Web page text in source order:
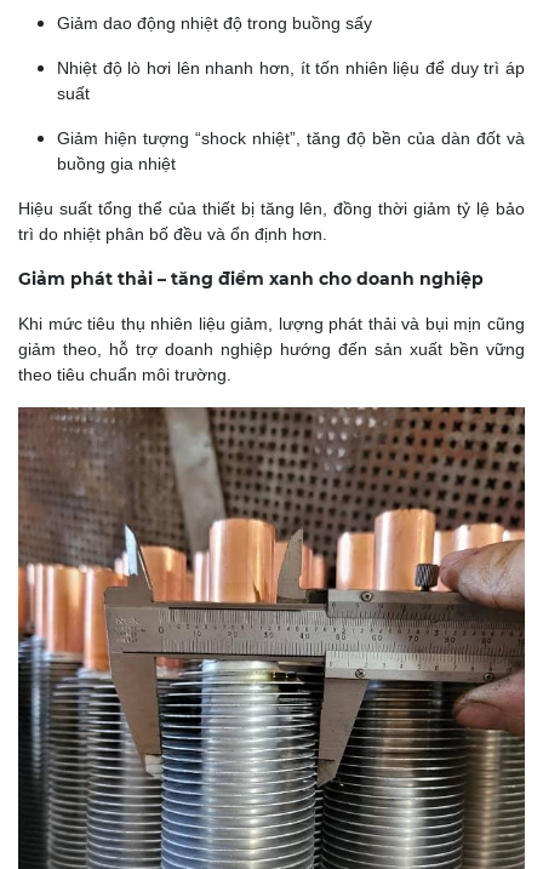
Giảm dao động nhiệt độ trong buồng sấy
Nhiệt độ lò hơi lên nhanh hơn, ít tốn nhiên liệu để duy trì áp
suất
Giảm hiện tượng “shock nhiệt”, tăng độ bền của dàn đốt và
buồng gia nhiệt
Hiệu suất tổng thể của thiết bị tăng lên, đồng thời giảm tỷ lệ bảo
trì do nhiệt phân bố đều và ổn định hơn.
Giảm phát thải – tăng điểm xanh cho doanh nghiệp
Khi mức tiêu thụ nhiên liệu giảm, lượng phát thải và bụi mịn cũng
giảm theo, hỗ trợ doanh nghiệp hướng đến sản xuất bền vững
theo tiêu chuẩn môi trường.